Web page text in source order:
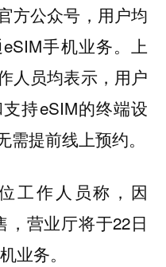
方公众号，用户均
手机业务。上
人员均表示，用户
持eSIM的终端设
提前线上预约。
工作人员称，因
，营业厅将于22日
业务。